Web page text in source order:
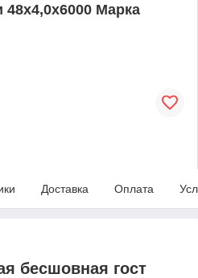
48х4,0х6000 Марка
Доставка Оплата
бесшовная гост